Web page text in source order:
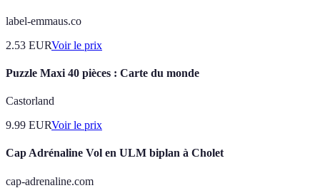
label-emmaus.co
2.53 EURVoir le prix
Puzzle Maxi 40 pièces : Carte du monde
Castorland
9.99 EURVoir le prix
Cap Adrénaline Vol en ULM biplan à Cholet
cap-adrenaline.com